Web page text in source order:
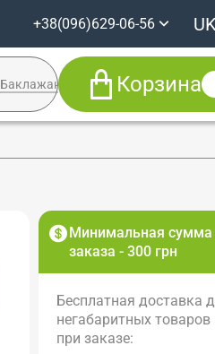
+38(096)629-06-56 UK
Баклажан Кабачок Syngenta
Корзина
Минимальная сумма
заказа - 300 грн
Бесплатная доставка
негабаритных товаров
при заказе: